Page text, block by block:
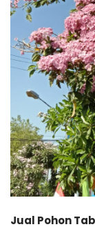
Jual Pohon